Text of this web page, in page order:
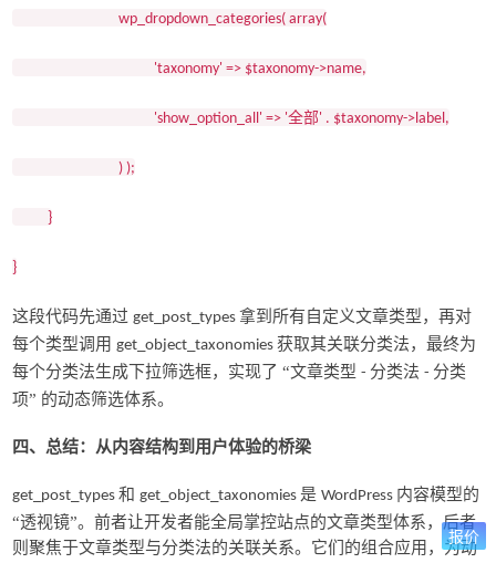
wp_dropdown_categories( array(
'taxonomy' => $taxonomy->name,
'show_option_all' => '全部' . $taxonomy->label,
) );
}
}
这段代码先通过 get_post_types 拿到所有自定义文章类型，再对
每个类型调用 get_object_taxonomies 获取其关联分类法，最终为
每个分类法生成下拉筛选框，实现了 “文章类型 - 分类法 - 分类
项” 的动态筛选体系。
四、总结：从内容结构到用户体验的桥梁
get_post_types 和 get_object_taxonomies 是 WordPress 内容模型的
“透视镜”。前者让开发者能全局掌控站点的文章类型体系，后者
则聚焦于文章类型与分类法的关联关系。它们的组合应用，为动
报价